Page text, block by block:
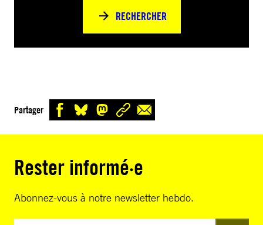
RECHERCHER
Partager
Rester informé·e
Abonnez-vous à notre newsletter hebdo.